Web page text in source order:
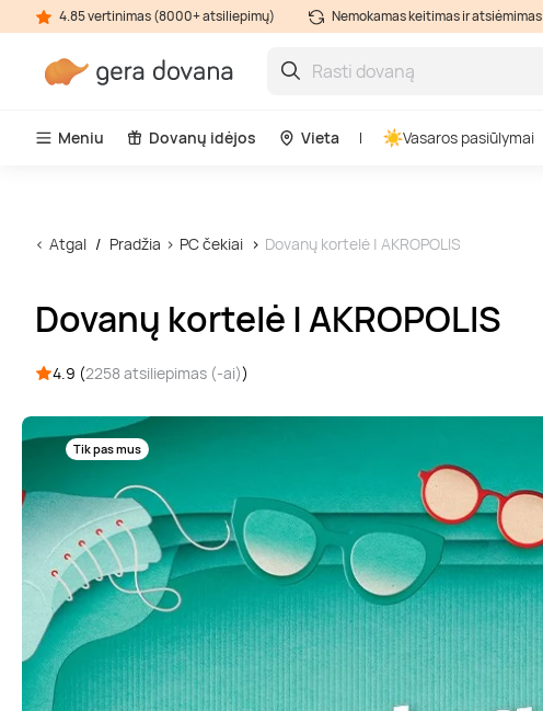
4.85 vertinimas (8000+ atsiliepimų) Nemokamas keitimas ir atsiėmimas
Meniu Dovanų idėjos Vieta Vasaros pasiūlymai
Atgal Pradžia PC čekiai Dovanų kortelė | AKROPOLIS
Dovanų kortelė | AKROPOLIS
4.9 (2258 atsiliepimas (-ai))
Tik pas mus